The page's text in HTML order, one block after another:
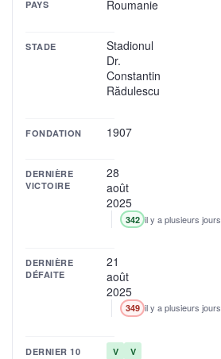
PAYS Roumanie
STADE
Stadionul
Dr.
Constantin
Rădulescu
FONDATION 1907
DERNIÈRE
VICTOIRE
28
août
2025
342 il y a plusieurs jours
DERNIÈRE
DÉFAITE
21
août
2025
349 il y a plusieurs jours
DERNIER 10 V
V